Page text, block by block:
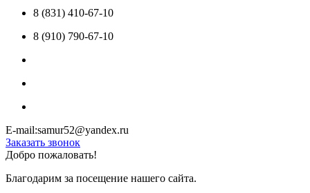
8 (831) 410-67-10
8 (910) 790-67-10
E-mail:samur52@yandex.ru
Заказать звонок
Добро пожаловать!
Благодарим за посещение нашего сайта.